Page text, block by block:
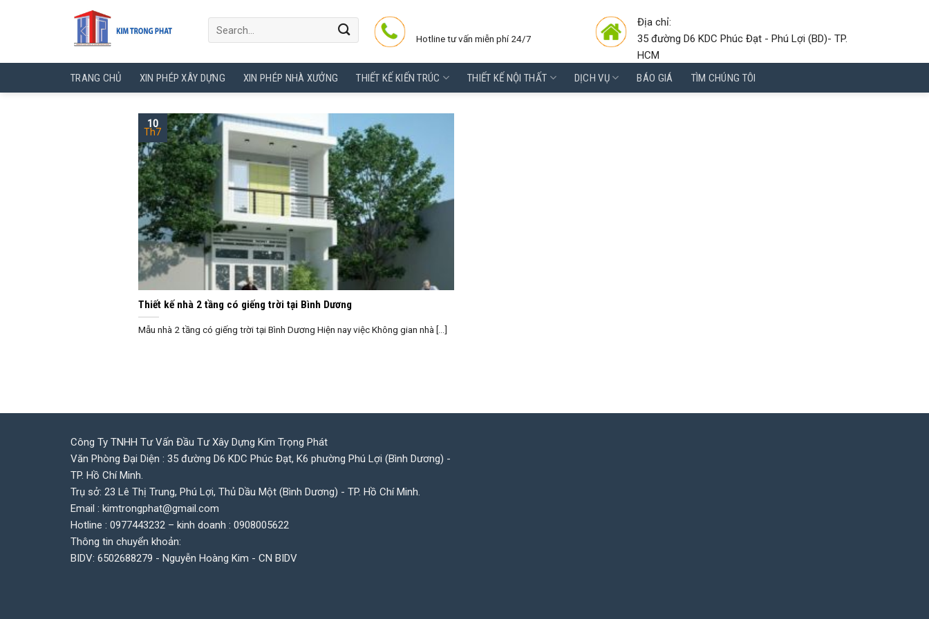
Hotline tư vấn miễn phí 24/7
Địa chỉ:
35 đường D6 KDC Phúc Đạt - Phú Lợi (BD)- TP.
HCM
TRANG CHỦ
XIN PHÉP XÂY DỰNG XIN PHÉP NHÀ XƯỞNG THIẾT KẾ KIẾN TRÚC THIẾT KẾ NỘI THẤT DỊCH VỤ BÁO GIÁ TÌM CHÚNG TÔI
Thiết kế nhà 2 tầng có giếng trời tại Bình Dương
Mẫu nhà 2 tầng có giếng trời tại Bình Dương Hiện nay việc Không gian nhà [...]
10
Th7
Công Ty TNHH Tư Vấn Đầu Tư Xây Dựng Kim Trọng Phát
Văn Phòng Đại Diện : 35 đường D6 KDC Phúc Đạt, K6 phường Phú Lợi (Bình Dương) -
TP. Hồ Chí Minh.
Trụ sở: 23 Lê Thị Trung, Phú Lợi, Thủ Dầu Một (Bình Dương) - TP. Hồ Chí Minh.
Email : kimtrongphat@gmail.com
Hotline : 0977443232 – kinh doanh : 0908005622
Thông tin chuyển khoản:
BIDV: 6502688279 - Nguyễn Hoàng Kim - CN BIDV